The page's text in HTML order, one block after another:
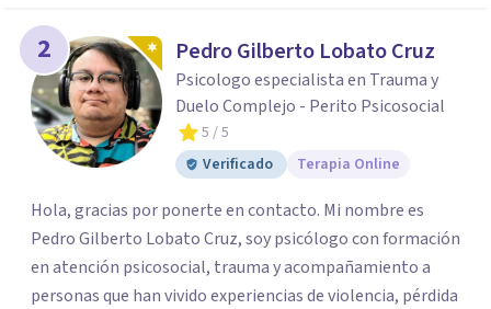
2 Pedro Gilberto Lobato Cruz
Psicologo especialista en Trauma y
Duelo Complejo - Perito Psicosocial
5 / 5
Verificado
Terapia Online
Hola, gracias por ponerte en contacto. Mi nombre es
Pedro Gilberto Lobato Cruz, soy psicólogo con formación
en atención psicosocial, trauma y acompañamiento a
personas que han vivido experiencias de violencia, pérdida